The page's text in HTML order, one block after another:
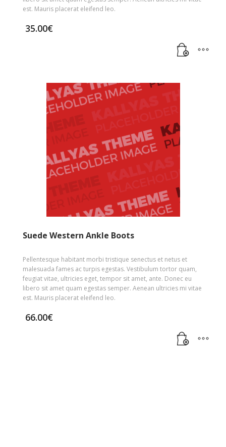
est. Mauris placerat eleifend leo.
35.00€
Suede Western Ankle Boots
Pellentesque habitant morbi tristique senectus et netus et
malesuada fames ac turpis egestas. Vestibulum tortor quam,
feugiat vitae, ultricies eget, tempor sit amet, ante. Donec eu
libero sit amet quam egestas semper. Aenean ultricies mi vitae
est. Mauris placerat eleifend leo.
66.00€